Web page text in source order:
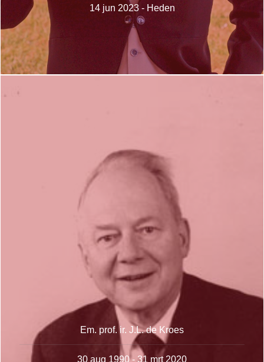
14 jun 2023 - Heden
Em. prof. ir. J.L. de Kroes
30 aug 1990 - 31 mrt 2020